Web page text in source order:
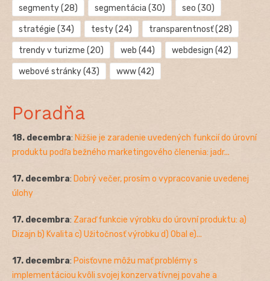
segmenty(28) segmentácia (30) seo (30)
stratégie (34) testy(24) transparentnosť(28)
trendy v turizme (20) web (44) webdesign (42)
webové stránky(43) www(42)
Poradňa
18. decembra: Nižšie je zaradenie uvedených funkcií do úrovní
produktu podľa bežného marketingového členenia: jadr...
17. decembra: Dobrý večer, prosím o vypracovanie uvedenej
úlohy
17. decembra: Zaraď funkcie výrobku do úrovní produktu: a)
Dizajn b) Kvalita c) Užitočnosť výrobku d) Obal e)...
17. decembra: Poisťovne môžu mať problémy s
implementáciou kvôli svojej konzervatívnej povahe a